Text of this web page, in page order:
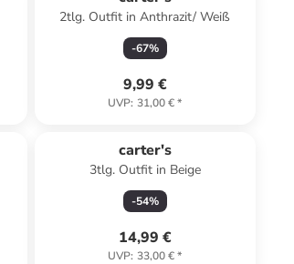
2tlg. Outfit in Anthrazit/ Weiß
-67%
9,99 €
UVP: 31,00 €*
carter's
3tlg. Outfit in Beige
-54%
14,99 €
UVP: 33,00 €*